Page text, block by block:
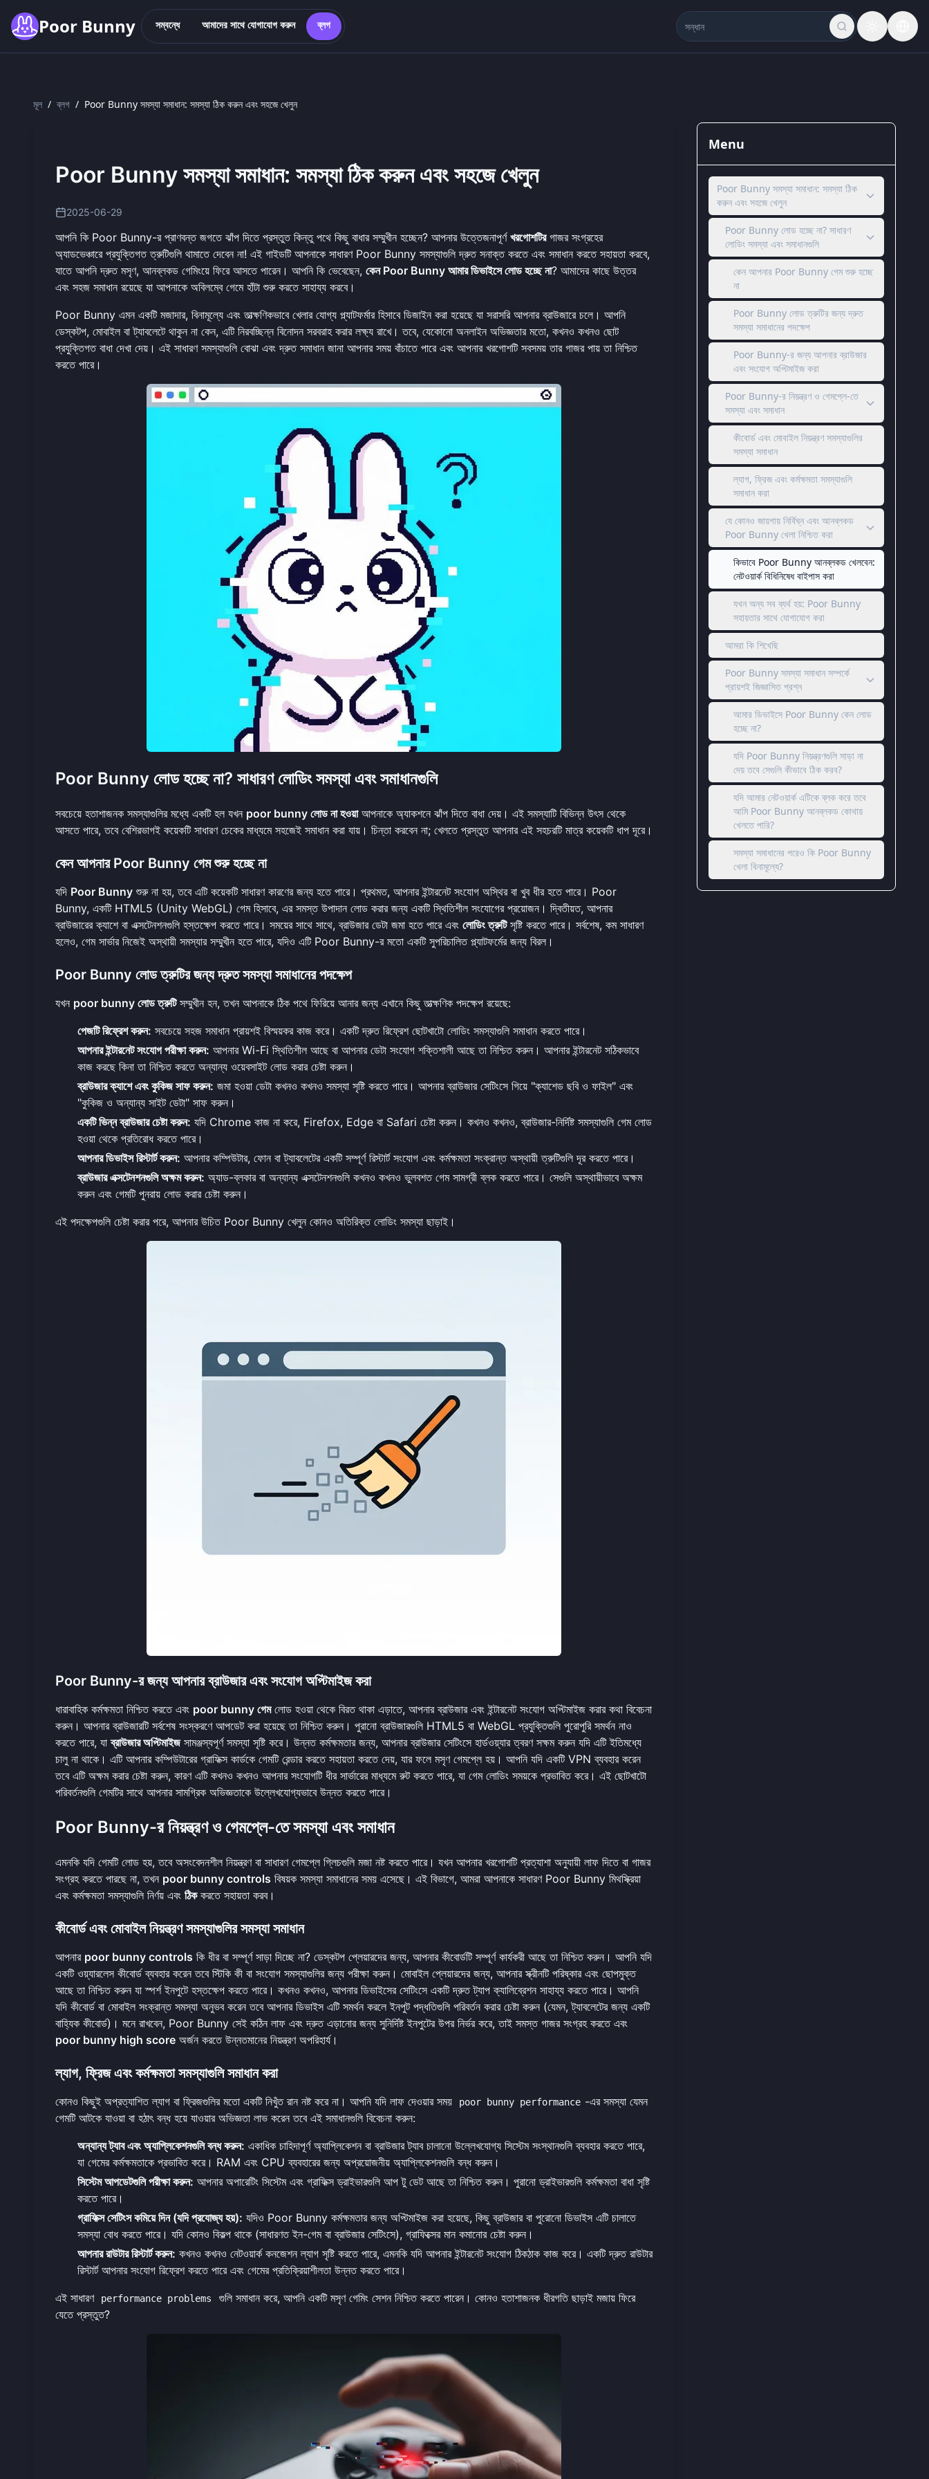
Poor Bunny সম্বন্ধে আমাদের সাথে যোগাযোগ করুন ব্লগ
মূল / ব্লগ / Poor Bunny সমস্যা সমাধান: সমস্যা ঠিক করুন এবং সহজে খেলুন
Poor Bunny সমস্যা সমাধান: সমস্যা ঠিক করুন এবং সহজে খেলুন
2025-06-29
আপনি কি Poor Bunny-র প্রাণবন্ত জগতে ঝাঁপ দিতে প্রস্তুত কিন্তু পথে কিছু বাধার সম্মুখীন হচ্ছেন? আপনার উত্তেজনাপূর্ণ খরগোশটিরগাজর সংগ্রহের
অ্যাডভেঞ্চারে প্রযুক্তিগত ত্রুটিগুলি থামাতে দেবেন না! এই গাইডটি আপনাকে সাধারণ Poor Bunny সমস্যাগুলি দ্রুত সনাক্ত করতে এবং সমাধান করতে সহায়তা করবে,
যাতে আপনি দ্রুত মসৃণ, আনব্লকড গেমিংয়ে ফিরে আসতে পারেন। আপনি কি ভেবেছেন, কেন Poor Bunny আমার ডিভাইসে লোড হচ্ছে না? আমাদের কাছে উত্তর
এবং সহজ সমাধান রয়েছে যা আপনাকে অবিলম্বে গেমে হাঁটা শুরু করতেসাহায্য করবে।
Poor Bunny এমন একটি মজাদার, বিনামূল্যে এবং তাত্ক্ষণিকভাবে খেলার যোগ্য প্ল্যাটফর্মার হিসাবে ডিজাইন করা হয়েছে যা সরাসরি আপনার ব্রাউজারে চলে। আপনি
ডেস্কটপ, মোবাইল বা ট্যাবলেটে থাকুন না কেন, এটি নিরবচ্ছিন্ন বিনোদন সরবরাহ করার লক্ষ্য রাখে। তবে, যেকোনো অনলাইন অভিজ্ঞতার মতো, কখনও কখনও ছোট
প্রযুক্তিগত বাধা দেখা দেয়। এই সাধারণ সমস্যাগুলি বোঝা এবং দ্রুত সমাধান জানা আপনার সময় বাঁচাতে পারে এবং আপনার খরগোশটি সবসময় তার গাজর পায় তা নিশ্চিত
করতে পারে।
Poor Bunny লোড হচ্ছে না? সাধারণ লোডিং সমস্যা এবং সমাধানগুলি
সবচেয়ে হতাশাজনক সমস্যাগুলির মধ্যে একটি হল যখন poor bunny লোড না হওয়াআপনাকে অ্যাকশনে ঝাঁপ দিতে বাধা দেয়। এই সমস্যাটি বিভিন্ন উৎস থেকে
আসতে পারে, তবে বেশিরভাগই কয়েকটি সাধারণ চেকের মাধ্যমে সহজেই সমাধান করা যায়। চিন্তা করবেন না; খেলতে প্রস্তুত আপনার এই সহচরটি মাত্র কয়েকটি ধাপ দূরে।
কেন আপনার Poor Bunny গেম শুরু হচ্ছে না
যদি Poor Bunny শুরু না হয়, তবে এটি কয়েকটি সাধারণ কারণের জন্য হতে পারে। প্রথমত, আপনার ইন্টারনেট সংযোগ অস্থির বা খুব ধীর হতে পারে। Poor
Bunny, একটি HTML5 (Unity WebGL) গেম হিসাবে, এর সমস্ত উপাদান লোড করার জন্য একটি স্থিতিশীল সংযোগের প্রয়োজন। দ্বিতীয়ত, আপনার
ব্রাউজারের ক্যাশে বা এক্সটেনশনগুলি হস্তক্ষেপ করতে পারে। সময়ের সাথে সাথে, ব্রাউজার ডেটা জমা হতে পারে এবং লোডিং ত্রুটিসৃষ্টি করতে পারে। সর্বশেষ, কম সাধারণ
হলেও, গেম সার্ভার নিজেই অস্থায়ী সমস্যার সম্মুখীন হতে পারে, যদিও এটি Poor Bunny-র মতো একটি সুপরিচালিত প্ল্যাটফর্মের জন্য বিরল।
Poor Bunny লোড ত্রুটির জন্য দ্রুত সমস্যা সমাধানের পদক্ষেপ
যখন poor bunny লোড ত্রুটিসম্মুখীন হন, তখন আপনাকে ঠিক পথে ফিরিয়ে আনার জন্য এখানে কিছু তাত্ক্ষণিক পদক্ষেপ রয়েছে:
পেজটি রিফ্রেশ করুন: সবচেয়ে সহজ সমাধান প্রায়শই বিস্ময়কর কাজ করে। একটি দ্রুত রিফ্রেশ ছোটখাটো লোডিং সমস্যাগুলি সমাধান করতে পারে।
আপনার ইন্টারনেট সংযোগ পরীক্ষা করুন: আপনার Wi-Fi স্থিতিশীল আছে বা আপনার ডেটা সংযোগ শক্তিশালী আছে তা নিশ্চিত করুন। আপনার ইন্টারনেট সঠিকভাবে
কাজ করছে কিনা তা নিশ্চিত করতে অন্যান্য ওয়েবসাইট লোড করার চেষ্টা করুন।
ব্রাউজার ক্যাশে এবং কুকিজ সাফ করুন: জমা হওয়া ডেটা কখনও কখনও সমস্যা সৃষ্টি করতে পারে। আপনার ব্রাউজার সেটিংসে গিয়ে "ক্যাশেড ছবি ও ফাইল" এবং
"কুকিজ ও অন্যান্য সাইট ডেটা" সাফ করুন।
একটি ভিন্ন ব্রাউজার চেষ্টা করুন: যদি Chrome কাজ না করে, Firefox, Edge বা Safari চেষ্টা করুন। কখনও কখনও, ব্রাউজার-নির্দিষ্ট সমস্যাগুলি গেম লোড
হওয়া থেকে প্রতিরোধ করতে পারে।
আপনার ডিভাইস রিস্টার্ট করুন: আপনার কম্পিউটার, ফোন বা ট্যাবলেটের একটি সম্পূর্ণ রিস্টার্ট সংযোগ এবং কর্মক্ষমতা সংক্রান্ত অস্থায়ী ত্রুটিগুলি দূর করতে পারে।
ব্রাউজার এক্সটেনশনগুলি অক্ষম করুন: অ্যাড-ব্লকার বা অন্যান্য এক্সটেনশনগুলি কখনও কখনও ভুলবশত গেম সামগ্রী ব্লক করতে পারে। সেগুলি অস্থায়ীভাবে অক্ষম
করুন এবং গেমটি পুনরায় লোড করার চেষ্টা করুন।
এই পদক্ষেপগুলি চেষ্টা করার পরে, আপনার উচিত Poor Bunny খেলুন কোনও অতিরিক্ত লোডিং সমস্যা ছাড়াই।
Poor Bunny-র জন্য আপনার ব্রাউজার এবং সংযোগ অপ্টিমাইজ করা
ধারাবাহিক কর্মক্ষমতা নিশ্চিত করতে এবং poor bunny গেমলোড হওয়া থেকে বিরত থাকা এড়াতে, আপনার ব্রাউজার এবং ইন্টারনেট সংযোগ অপ্টিমাইজ করার কথা বিবেচনা
করুন। আপনার ব্রাউজারটি সর্বশেষ সংস্করণে আপডেট করা হয়েছে তা নিশ্চিত করুন। পুরানো ব্রাউজারগুলি HTML5 বা WebGL প্রযুক্তিগুলি পুরোপুরি সমর্থন নাও
করতে পারে, যাব্রাউজার অপ্টিমাইজসামঞ্জস্যপূর্ণ সমস্যা সৃষ্টি করে। উন্নত কর্মক্ষমতার জন্য, আপনার ব্রাউজার সেটিংসে হার্ডওয়্যার ত্বরণ সক্ষম করুন যদি এটি ইতিমধ্যে
চালু না থাকে। এটি আপনার কম্পিউটারের গ্রাফিক্স কার্ডকে গেমটি রেন্ডার করতে সহায়তা করতে দেয়, যার ফলে মসৃণ গেমপ্লে হয়। আপনি যদি একটি VPN ব্যবহার করেন
তবে এটি অক্ষম করার চেষ্টা করুন, কারণ এটি কখনও কখনও আপনার সংযোগটি ধীর সার্ভারের মাধ্যমে রুট করতে পারে, যা গেম লোডিং সময়কে প্রভাবিত করে। এই ছোটখাটো
পরিবর্তনগুলি গেমটির সাথে আপনার সামগ্রিক অভিজ্ঞতাকে উল্লেখযোগ্যভাবে উন্নত করতে পারে।
Poor Bunny-র নিয়ন্ত্রণ ও গেমপ্লে-তে সমস্যা এবং সমাধান
এমনকি যদি গেমটি লোড হয়, তবে অসংবেদনশীল নিয়ন্ত্রণ বা সাধারণ গেমপ্লে গ্লিচগুলি মজা নষ্ট করতে পারে। যখন আপনার খরগোশটি প্রত্যাশা অনুযায়ী লাফ দিতে বা গাজর
সংগ্রহ করতে পারছে না, তখন poor bunny controls বিষয়ক সমস্যা সমাধানের সময় এসেছে। এই বিভাগে, আমরা আপনাকে সাধারণ Poor Bunny মিথস্ক্রিয়া
এবং কর্মক্ষমতা সমস্যাগুলি নির্ণয় এবং ঠিককরতে সহায়তা করব।
কীবোর্ড এবং মোবাইল নিয়ন্ত্রণ সমস্যাগুলির সমস্যা সমাধান
আপনার poor bunny controls কি ধীর বা সম্পূর্ণ সাড়া দিচ্ছে না? ডেস্কটপ প্লেয়ারদের জন্য, আপনার কীবোর্ডটি সম্পূর্ণ কার্যকরী আছে তা নিশ্চিত করুন। আপনি যদি
একটি ওয়্যারলেস কীবোর্ড ব্যবহার করেন তবে স্টিকি কী বা সংযোগ সমস্যাগুলির জন্য পরীক্ষা করুন। মোবাইল প্লেয়ারদের জন্য, আপনার স্ক্রীনটি পরিষ্কার এবং ছোপমুক্ত
আছে তা নিশ্চিত করুন যা স্পর্শ ইনপুটে হস্তক্ষেপ করতে পারে। কখনও কখনও, আপনার ডিভাইসের সেটিংসে একটি দ্রুত ট্যাপ ক্যালিব্রেশন সাহায্য করতে পারে। আপনি
যদি কীবোর্ড বা মোবাইল সংক্রান্ত সমস্যা অনুভব করেন তবে আপনার ডিভাইস এটি সমর্থন করলে ইনপুট পদ্ধতিগুলি পরিবর্তন করার চেষ্টা করুন (যেমন, ট্যাবলেটের জন্য একটি
বাহ্যিক কীবোর্ড)। মনে রাখবেন, Poor Bunny সেই কঠিন লাফ এবং দ্রুত এড়ানোর জন্য সুনির্দিষ্ট ইনপুটের উপর নির্ভর করে, তাই সমস্ত গাজর সংগ্রহ করতে এবং
poor bunny high score অর্জন করতে উন্নতমানের নিয়ন্ত্রণ অপরিহার্য।
ল্যাগ, ফ্রিজ এবং কর্মক্ষমতা সমস্যাগুলি সমাধান করা
কোনও কিছুই অপ্রত্যাশিত ল্যাগ বা ফ্রিজগুলির মতো একটি নিখুঁত রান নষ্ট করে না। আপনি যদি লাফ দেওয়ার সময় poor bunny performance -এর সমস্যা যেমন
গেমটি আটকে যাওয়া বা হঠাৎ বন্ধ হয়ে যাওয়ার অভিজ্ঞতা লাভ করেন তবে এই সমাধানগুলি বিবেচনা করুন:
অন্যান্য ট্যাব এবং অ্যাপ্লিকেশনগুলি বন্ধ করুন: একাধিক চাহিদাপূর্ণ অ্যাপ্লিকেশন বা ব্রাউজার ট্যাব চালানো উল্লেখযোগ্য সিস্টেম সংস্থানগুলি ব্যবহার করতে পারে,
যা গেমের কর্মক্ষমতাকে প্রভাবিত করে। RAM এবং CPU ব্যবহারের জন্য অপ্রয়োজনীয় অ্যাপ্লিকেশনগুলি বন্ধ করুন।
সিস্টেম আপডেটগুলি পরীক্ষা করুন: আপনার অপারেটিং সিস্টেম এবং গ্রাফিক্স ড্রাইভারগুলি আপ টু ডেট আছে তা নিশ্চিত করুন। পুরানো ড্রাইভারগুলি কর্মক্ষমতা বাধা সৃষ্টি
করতে পারে।
গ্রাফিক্স সেটিংস কমিয়ে দিন (যদি প্রযোজ্য হয়): যদিও Poor Bunny কর্মক্ষমতার জন্য অপ্টিমাইজ করা হয়েছে, কিছু ব্রাউজার বা পুরোনো ডিভাইস এটি চালাতে
সমস্যা বোধ করতে পারে। যদি কোনও বিকল্প থাকে (সাধারণত ইন-গেম বা ব্রাউজার সেটিংসে), গ্রাফিক্সের মান কমানোর চেষ্টা করুন।
আপনার রাউটার রিস্টার্ট করুন: কখনও কখনও নেটওয়ার্ক কনজেশন ল্যাগ সৃষ্টি করতে পারে, এমনকি যদি আপনার ইন্টারনেট সংযোগ ঠিকঠাক কাজ করে। একটি দ্রুত রাউটার
রিস্টার্ট আপনার সংযোগ রিফ্রেশ করতে পারে এবং গেমের প্রতিক্রিয়াশীলতা উন্নত করতে পারে।
এই সাধারণ
performance problems গুলি সমাধান করে, আপনি একটি মসৃণ গেমিং সেশন নিশ্চিত করতে পারেন। কোনও হতাশাজনক ধীরগতি ছাড়াই মজায় ফিরে
যেতে প্রস্তুত?
Menu
Poor Bunny সমস্যা সমাধান: সমস্যা ঠিক
করুন এবং সহজে খেলুন
Poor Bunny লোড হচ্ছে না? সাধারণ
লোডিং সমস্যা এবং সমাধানগুলি
কেন আপনার Poor Bunny গেম শুরু হচ্ছে
না
Poor Bunny লোড ত্রুটির জন্য দ্রুত
সমস্যা সমাধানের পদক্ষেপ
Poor Bunny-র জন্য আপনার ব্রাউজার
এবং সংযোগ অপ্টিমাইজ করা
Poor Bunny-র নিয়ন্ত্রণ ও গেমপ্লে-তে
সমস্যা এবং সমাধান
কীবোর্ড এবং মোবাইল নিয়ন্ত্রণ সমস্যাগুলির
সমস্যা সমাধান
ল্যাগ, ফ্রিজ এবং কর্মক্ষমতা সমস্যাগুলি
সমাধান করা
যে কোনও জায়গায় নির্বিঘ্ন এবং আনব্লকড
Poor Bunny খেলা নিশ্চিত করা
কিভাবে Poor Bunny আনব্লকড খেলবেন:
নেটওয়ার্ক বিধিনিষেধ বাইপাস করা
যখন অন্য সব ব্যর্থ হয়: Poor Bunny
সহায়তার সাথে যোগাযোগ করা
আমরা কি শিখেছি
Poor Bunny সমস্যা সমাধান সম্পর্কে
প্রায়শই জিজ্ঞাসিত প্রশ্ন
আমার ডিভাইসে Poor Bunny কেন লোড
হচ্ছে না?
যদি Poor Bunny নিয়ন্ত্রণগুলি সাড়া না
দেয় তবে সেগুলি কীভাবে ঠিক করব?
যদি আমার নেটওয়ার্ক এটিকে ব্লক করে তবে
আমি Poor Bunny আনব্লকড কোথায়
খেলতে পারি?
সমস্যা সমাধানের পরেও কি Poor Bunny
খেলা বিনামূল্যে?